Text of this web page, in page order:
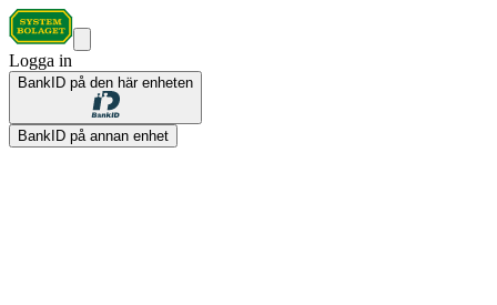
Logga in
BankID på den här enheten
BankID på annan enhet